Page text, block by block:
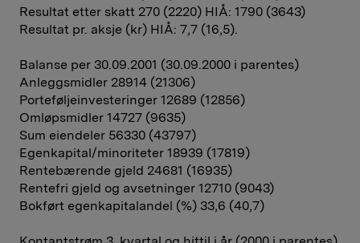
Resultat etter skatt 270 (2220) HIÅ: 1790 (3643)
Resultat pr. aksje (kr) HIÅ: 7,7 (16,5).
Balanse per 30.09.2001 (30.09.2000 i parentes)
Anleggsmidler 28914 (21306)
Porteføljeinvesteringer 12689 (12856)
Omløpsmidler 14727 (9635)
Sum eiendeler 56330 (43797)
Egenkapital/minoriteter 18939 (17819)
Rentebærende gjeld 24681 (16935)
Rentefri gjeld og avsetninger 12710 (9043)
Bokført egenkapitalandel (%) 33,6 (40,7)